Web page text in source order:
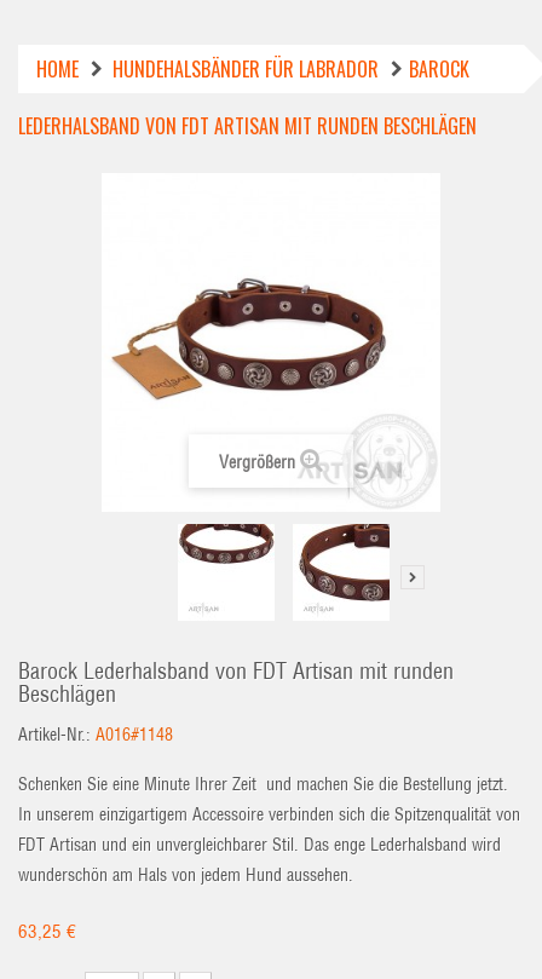
HOME HUNDEHALSBÄNDER FÜR LABRADOR
BAROCK
LEDERHALSBAND VON FDT ARTISAN MIT RUNDEN BESCHLÄGEN
Vergrößern
Barock Lederhalsband von FDT Artisan mit runden
Beschlägen
Artikel-Nr.: A016#1148
Schenken Sie eine Minute Ihrer Zeit und machen Sie die Bestellung jetzt.
In unserem einzigartigem Accessoire verbinden sich die Spitzenqualität von
FDT Artisan und ein unvergleichbarer Stil. Das enge Lederhalsband wird
wunderschön am Hals von jedem Hund aussehen.
63,25 €